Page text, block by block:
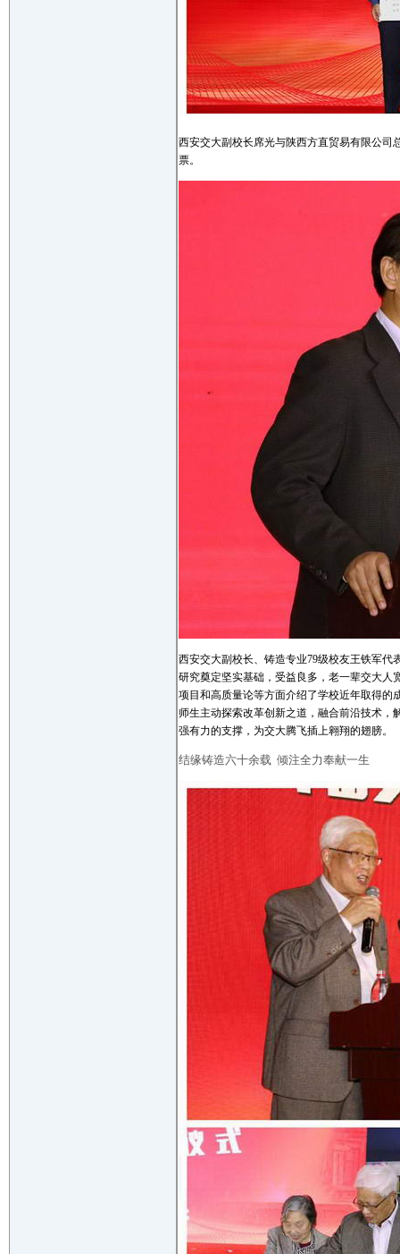
西安交大副校长席光与陕西方直贸易有限公司
票。
西安交大副校长、铸造专业79级校友王铁军
研究奠定坚实基础，受益良多，老一辈交大人
项目和高质量论等方面介绍了学校近年取得的
师生主动探索改革创新之道，融合前沿技术
强有力的支撑，为交大腾飞插上翱翔的翅膀。
结缘铸造六十余载 倾注全力奉献一生